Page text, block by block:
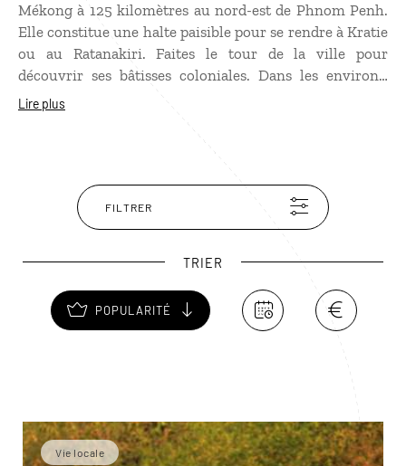
Mékong à 125 kilomètres au nord-est de Phnom Penh.
Elle constitue une halte paisible pour se rendre à Kratie
ou au Ratanakiri. Faites le tour de la ville pour
découvrir ses bâtisses coloniales. Dans les environs,
vous aurez l'occasion de voir des cultures de poivre et
d’hévéas puis découvrirez le lac Yeak Lom entouré
d'une forêt. Randonnez également vers les chutes de
Teuk Chaa Ong, situées en pleine jungle.
Lire plus
FILTRER
TRIER
POPULARITÉ
Vie locale